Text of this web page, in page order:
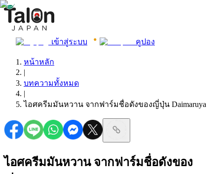
เข้าสู่ระบบ คูปอง
หน้าหลัก
|
บทความทั้งหมด
|
ไอศครีมมันหวาน จากฟาร์มชื่อดังของญี่ปุ่น Daimaruya
ไอศครีมมันหวาน จากฟาร์มชื่อดังของ